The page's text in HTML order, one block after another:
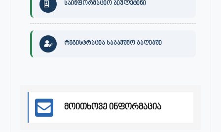
საინფორმაციო ბიულეტინი
რეგისტრაცია საბავშვო ბაღებში
მოითხოვე ინფორმაცია